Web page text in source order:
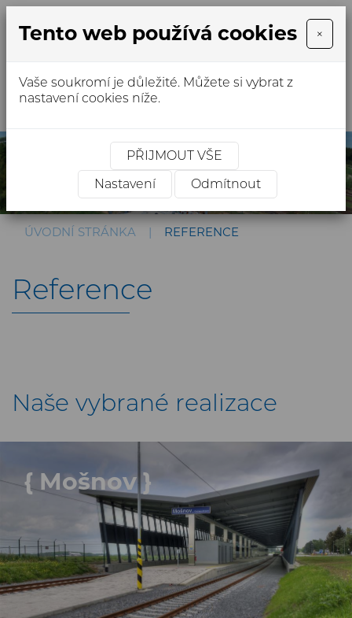
MENU
ÚVODNÍ STRÁNKA REFERENCE
Reference
Naše vybrané realizace
{ Mošnov }
Tento web používá cookies ×
Vaše soukromí je důležité. Můžete si vybrat z
nastavení cookies níže.
PŘIJMOUT VŠE
Nastavení
Odmítnout